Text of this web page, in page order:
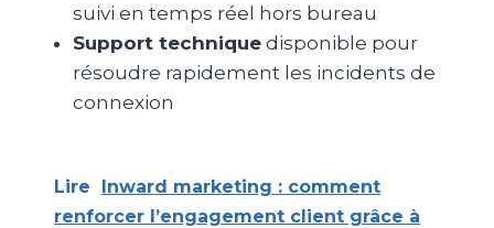
suivi en temps réel hors bureau
Support technique disponible pour
résoudre rapidement les incidents de
connexion
Lire
Inward marketing : comment
renforcer l’engagement client grâce à